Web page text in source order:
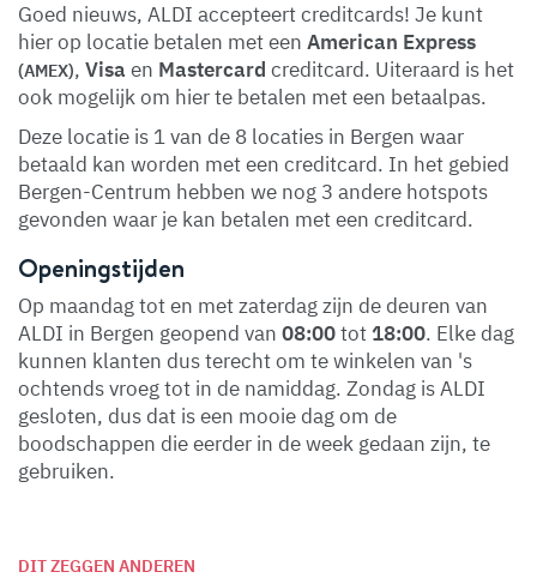
Goed nieuws, ALDI accepteert creditcards! Je kunt
hier op locatie betalen met een American Express
(AMEX), Visa en Mastercard creditcard. Uiteraard is het
ook mogelijk om hier te betalen met een betaalpas.
Deze locatie is 1 van de 8 locaties in Bergen waar
betaald kan worden met een creditcard. In het gebied
Bergen-Centrum hebben we nog 3 andere hotspots
gevonden waar je kan betalen met een creditcard.
Openingstijden
Op maandag tot en met zaterdag zijn de deuren van
ALDI in Bergen geopend van 08:00tot 18:00. Elke dag
kunnen klanten dus terecht om te winkelen van 's
ochtends vroeg tot in de namiddag. Zondag is ALDI
gesloten, dus dat is een mooie dag om de
boodschappen die eerder in de week gedaan zijn, te
gebruiken.
DIT ZEGGEN ANDEREN